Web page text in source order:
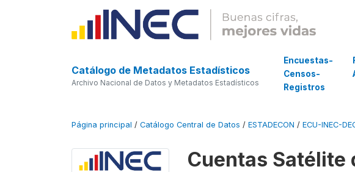
Catálogo de Metadatos Estadísticos
Archivo Nacional de Datos y Metadatos Estadísticos
Encuestas-
Censos-
Registros
Página principal / Catálogo Central de Datos / ESTADECON / ECU-INEC-
Cuentas Satélite